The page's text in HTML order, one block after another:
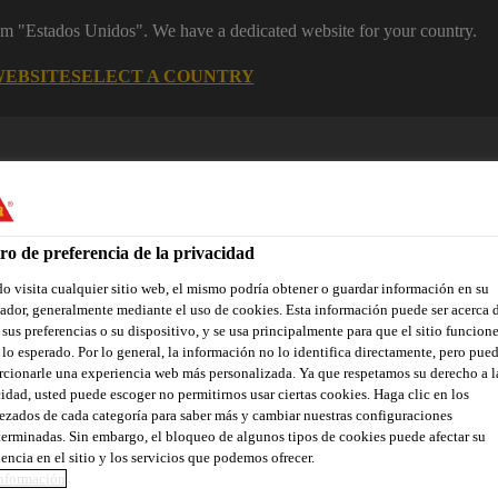
"Estados Unidos". We have a dedicated website for your country.
SELECT A COUNTRY
de Referencia Documentos Somos Sika Centro de
de preferencia de la privacidad
visita cualquier sitio web, el mismo podría obtener o guardar información en su
generalmente mediante el uso de cookies. Esta información puede ser acerca
preferencias o su dispositivo, y se usa principalmente para que el sitio funcione
lo esperado. Por lo general, la información no lo identifica directamente, pero
una experiencia web más personalizada. Ya que respetamos su derecho a
usted puede escoger no permitirnos usar ciertas cookies. Haga clic en los
de cada categoría para saber más y cambiar nuestras configuraciones
Sin embargo, el bloqueo de algunos tipos de cookies puede afectar su
en el sitio y los servicios que podemos ofrecer.